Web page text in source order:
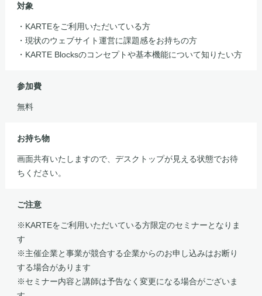
対象
・KARTEをご利用いただいている方
・現状のウェブサイト運営に課題感をお持ちの方
・KARTE Blocksのコンセプトや基本機能について知りたい方
参加費
無料
お持ち物
画面共有いたしますので、デスクトップが見える状態でお待
ちください。
ご注意
※KARTEをご利用いただいている方限定のセミナーとなりま
す
※主催企業と事業が競合する企業からのお申し込みはお断り
する場合があります
※セミナー内容と講師は予告なく変更になる場合がございま